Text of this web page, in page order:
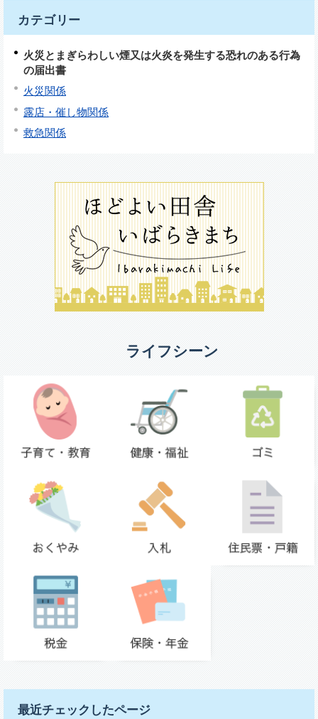
カテゴリー
火災とまぎらわしい煙又は火炎を発生する恐れのある行為
の届出書
火災関係
露店・催し物関係
救急関係
ライフシーン
最近チェックしたページ